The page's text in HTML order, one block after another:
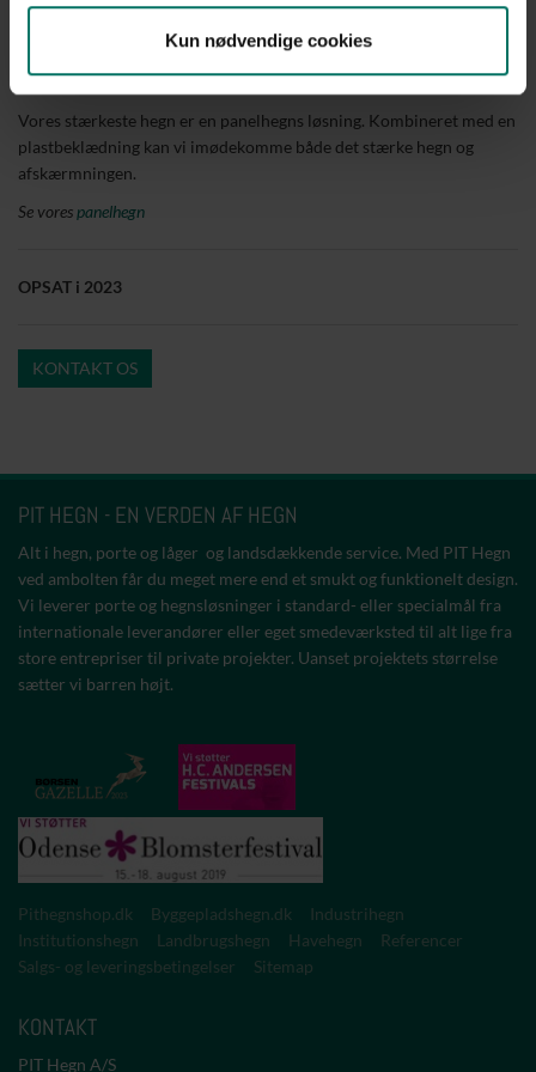
Kun nødvendige cookies
er med paneludfyldning
Plastflet, Antrazit på hegn og låge
PIT Hegn's bedste anbefaling til denne løsning
Vores stærkeste hegn er en panelhegns løsning. Kombineret med en
plastbeklædning kan vi imødekomme både det stærke hegn og
afskærmningen.
Se vores panelhegn
OPSAT i 2023
KONTAKT OS
PIT HEGN - EN VERDEN AF HEGN
Alt i hegn, porte og låger og landsdækkende service. Med PIT Hegn
ved ambolten får du meget mere end et smukt og funktionelt design.
Vi leverer porte og hegnsløsninger i standard- eller specialmål fra
internationale leverandører eller eget smedeværksted til alt lige fra
store entrepriser til private projekter. Uanset projektets størrelse
sætter vi barren højt.
Pithegnshop.dk Byggepladshegn.dk
Industrihegn
Institutionshegn
Landbrugshegn Havehegn
Referencer
Salgs- og leveringsbetingelser
Sitemap
KONTAKT
PIT Hegn A/S